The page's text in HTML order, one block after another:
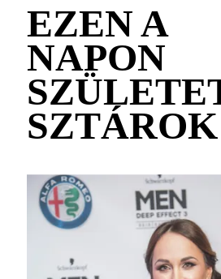
EZEN A
NAPON
SZTÁROK